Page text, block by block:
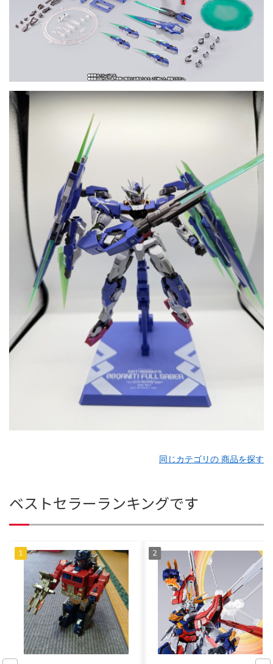
同じカテゴリの 商品を探す
ベストセラーランキングです